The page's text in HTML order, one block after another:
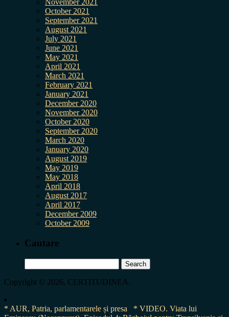
November 2021
October 2021
September 2021
August 2021
July 2021
June 2021
May 2021
April 2021
March 2021
February 2021
January 2021
December 2020
November 2020
October 2020
September 2020
March 2020
January 2020
August 2019
May 2019
May 2018
April 2018
August 2017
April 2017
December 2009
October 2009
Cautare
for:
Copyright © 2026, CERTITUDINEA.
* AUR, Patria, parlamentarele și presa
* VIDEO. Viata lui